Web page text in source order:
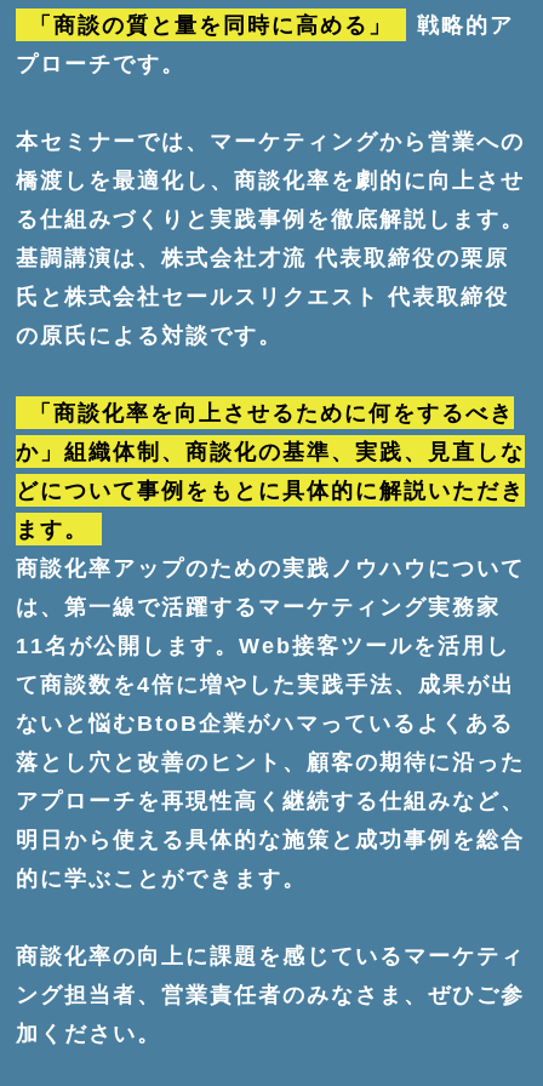
「商談の質と量を同時に高める」
戦略的ア
プローチです。
本セミナーでは、マーケティングから営業への
橋渡しを最適化し、商談化率を劇的に向上させ
る仕組みづくりと実践事例を徹底解説します。
基調講演は、株式会社才流 代表取締役の栗原
氏と株式会社セールスリクエスト 代表取締役
の原氏による対談です。
「商談化率を向上させるために何をするべき
か」組織体制、商談化の基準、実践、見直しな
どについて事例をもとに具体的に解説いただき
ます。
商談化率アップのための実践ノウハウについて
は、第一線で活躍するマーケティング実務家
11名が公開します。Web接客ツールを活用し
て商談数を4倍に増やした実践手法、成果が出
ないと悩むBtoB企業がハマっているよくある
落とし穴と改善のヒント、顧客の期待に沿った
アプローチを再現性高く継続する仕組みなど、
明日から使える具体的な施策と成功事例を総合
的に学ぶことができます。
商談化率の向上に課題を感じているマーケティ
ング担当者、営業責任者のみなさま、ぜひご参
加ください。